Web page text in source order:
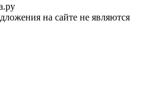
на сайте не являются